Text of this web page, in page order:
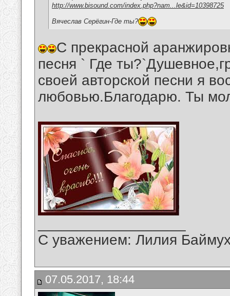
http://www.bisound.com/index.php?nam...le&id=10398725
Вячеслав Серёгин-Где ты?
С прекрасной
песня ` Где
своей авторской песни я
любовью.Благодарю. Ты
С уважением: Лилия
07.05.2017, 18:44